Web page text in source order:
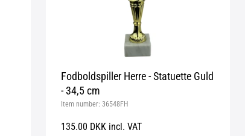
Fodboldspiller Herre - Statuette Guld
- 34,5 cm
Item number:36548FH
135.00 DKK incl. VAT